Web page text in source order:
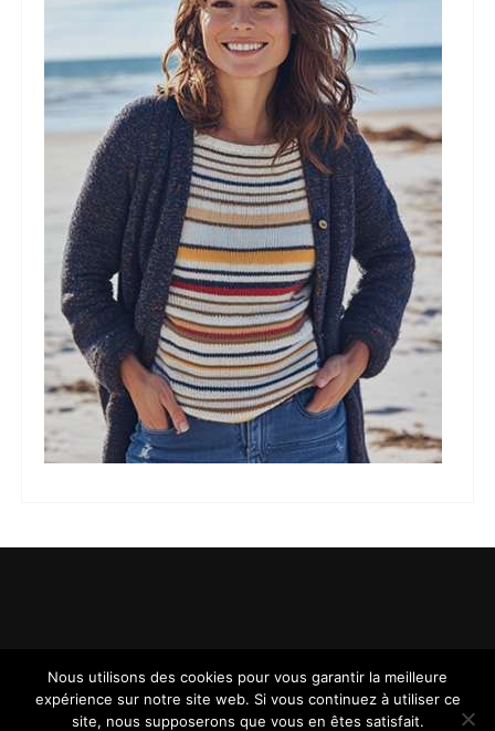
Nous utilisons des cookies pour vous garantir la meilleure
expérience sur notre site web. Si vous continuez à utiliser ce
site, nous supposerons que vous en êtes satisfait.